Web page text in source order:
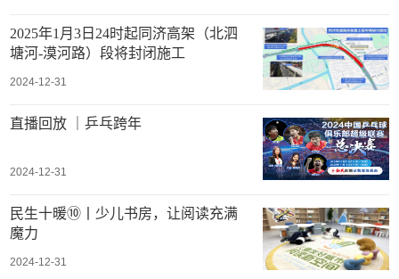
2025年1月3日24时起同济高架（北泗
塘河-漠河路）段将封闭施工
2024-12-31
直播回放 ｜乒乓跨年
2024-12-31
民生十暖⑩丨少儿书房，让阅读充满
魔力
2024-12-31